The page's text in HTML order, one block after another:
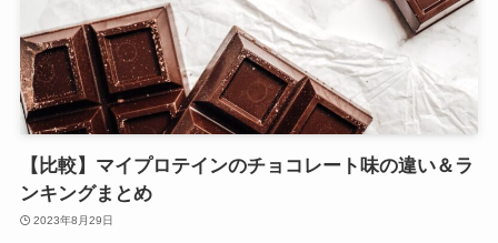
【比較】マイプロテインのチョコレート味の違い＆ラ
ンキングまとめ
2023年8月29日